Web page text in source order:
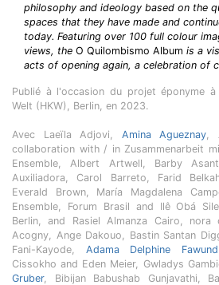
philosophy and ideology based on the
spaces that they have made and
today. Featuring over 100 full colour
views, the O Quilombismo Album is a
acts of opening again, a celebration of
Publié à l'occasion du projet éponyme
Welt (HKW), Berlin, en 2023.
Avec Laeïla Adjovi, Amina Agueznay,
collaboration with / in Zusammenarbeit
Ensemble, Albert Artwell, Barby
Auxiliadora, Carol Barreto, Farid
Everald Brown, María Magdalena
Ensemble, Forum Brasil and Ilê Obá
Berlin, and Rasiel Almanza Cairo, nora
Acogny, Ange Dakouo, Bastin Santan
Fani-Kayode, Adama Delphine
Cissokho and Eden Meier, Gwladys
Gruber, Bibijan Babushab Gunjavathi,